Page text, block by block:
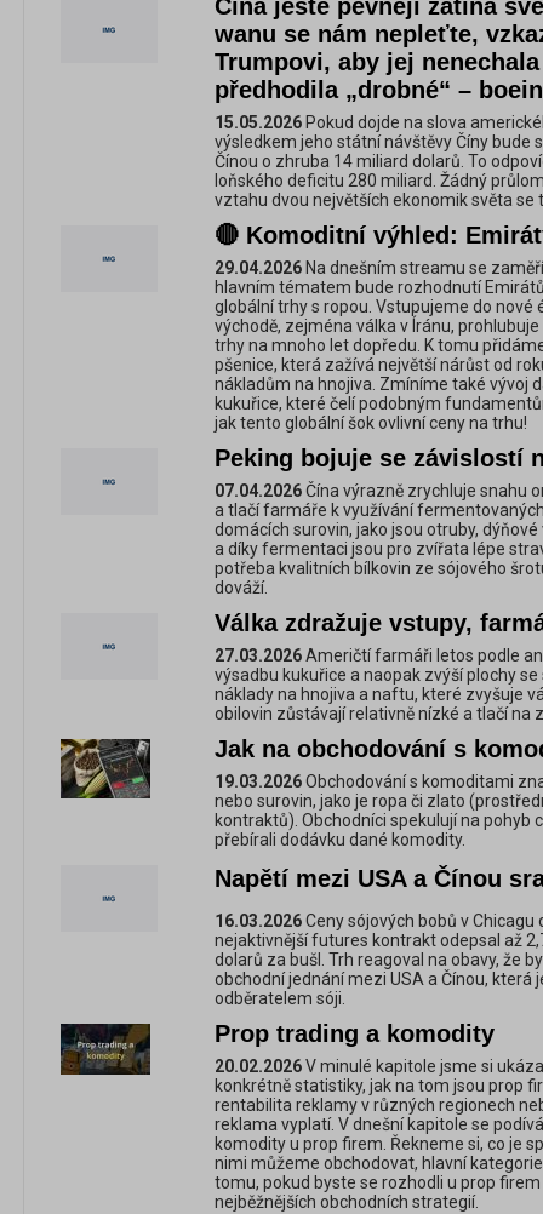
Čína ještě pevněji zatíná
wanu se nám nepleťte,
Trumpovi, aby jej
předhodila „drobné“ –
15.05.2026 Pokud dojde na slova
výsledkem jeho státní návštěvy Číny bude
Čínou o zhruba 14 miliard dolarů. To
loňského deficitu 280 miliard. Žádný
vztahu dvou největších ekonomik světa se
🔴 Komoditní výhled:
29.04.2026 Na dnešním streamu se
hlavním tématem bude rozhodnutí
globální trhy s ropou. Vstupujeme do nové
východě, zejména válka v Íránu,
trhy na mnoho let dopředu. K tomu
pšenice, která zažívá největší nárůst od
nákladům na hnojiva. Zmíníme také vývoj
kukuřice, které čelí podobným
jak tento globální šok ovlivní ceny na trhu!
Peking bojuje se závislostí
07.04.2026Čína výrazně zrychluje snahu
a tlačí farmáře k využívání
domácích surovin, jako jsou otruby,
a díky fermentaci jsou pro zvířata lépe
potřeba kvalitních bílkovin ze sójového
dováží.
Válka zdražuje vstupy,
27.03.2026Američtí farmáři letos podle
výsadbu kukuřice a naopak zvýší plochy
náklady na hnojiva a naftu, které zvyšuje
obilovin zůstávají relativně nízké a tlačí na
Jak na obchodování s
19.03.2026Obchodování s komoditami
nebo surovin, jako je ropa či zlato
kontraktů). Obchodníci spekulují na pohyb
přebírali dodávku dané komodity.
Napětí mezi USA a Čínou
16.03.2026Ceny sójových bobů v Chicagu
nejaktivnější futures kontrakt odepsal až
dolarů za bušl. Trh reagoval na obavy, že
obchodní jednání mezi USA a Čínou, která
odběratelem sóji.
Prop trading a komodity
20.02.2026V minulé kapitole jsme si
konkrétně statistiky, jak na tom jsou prop
rentabilita reklamy v různých regionech
reklama vyplatí. V dnešní kapitole se
komodity u prop firem. Řekneme si, co je
nimi můžeme obchodovat, hlavní
tomu, pokud byste se rozhodli u prop
nejběžnějších obchodních strategií.